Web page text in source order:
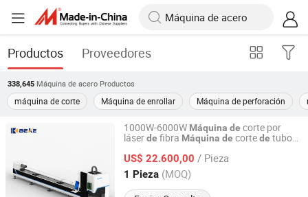
Productos Proveedores
338,645 Máquina de acero Productos
máquina de corte Máquina de enrollar Máquina de perforación
1000W-6000W Máquina de corte por
láserde fibra Máquina de cortede tubos
deaceropor láser
US$ 22.600,00 / Pieza
1 Pieza (MOQ)
Nanjing Byfo Machinery Co., Ltd.
Jiangsu, China Desde 2019